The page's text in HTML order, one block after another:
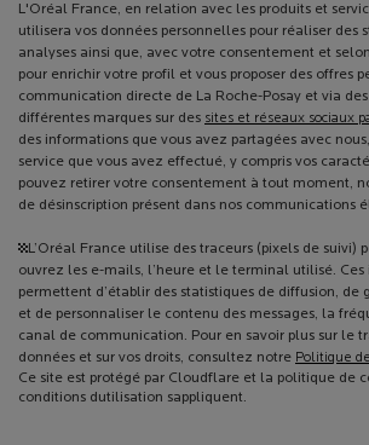
L'Oréal France, en relation avec les produits et
utilisera vos données personnelles pour réaliser des
analyses ainsi que, avec votre consentement et
pour enrichir votre profil et vous proposer des offres
communication directe de La Roche-Posay et via
différentes marques sur des sites et réseaux sociaux
des informations que vous avez partagées avec
service que vous avez effectué, y compris vos
pouvez retirer votre consentement à tout moment,
de désinscription présent dans nos communications
¹L’Oréal France utilise des traceurs (pixels de suivi)
ouvrez les e-mails, l’heure et le terminal utilisé.
permettent d’établir des statistiques de diffusion, de
et de personnaliser le contenu des messages, la
canal de communication. Pour en savoir plus sur le
données et sur vos droits, consultez notre Politique
Ce site est protégé par Cloudflare et la politique de
conditions dutilisation sappliquent.